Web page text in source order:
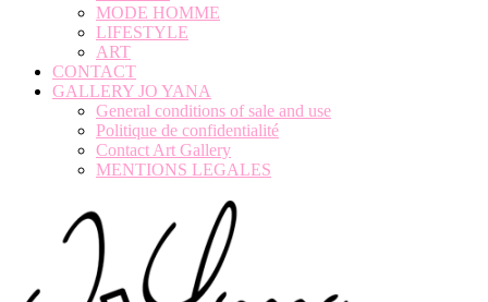
MODE HOMME
LIFESTYLE
ART
CONTACT
GALLERY JO YANA
General conditions of sale and use
Politique de confidentialité
Contact Art Gallery
MENTIONS LEGALES